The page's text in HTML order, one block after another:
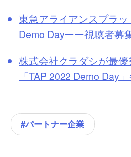
東急アライアンスプラ
Demo Dayーー視聴者募
株式会社クラダシが最優
「TAP 2022 Demo Day
#パートナー企業